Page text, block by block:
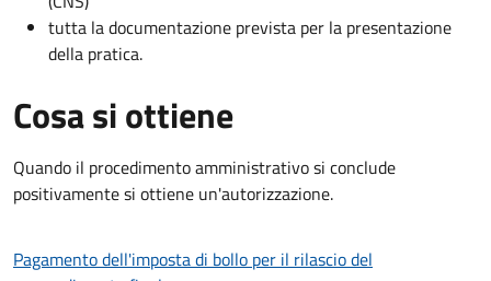
tutta la documentazione prevista per la presentazione
della pratica.
Cosa si ottiene
Quando il procedimento amministrativo si conclude
positivamente si ottiene un'autorizzazione.
Pagamento dell'imposta di bollo per il rilascio del